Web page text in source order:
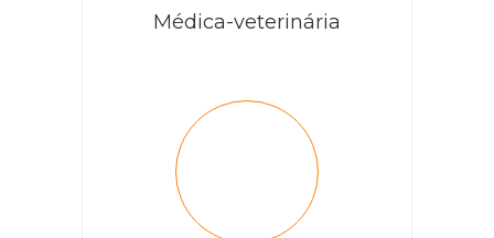
Médica-veterinária